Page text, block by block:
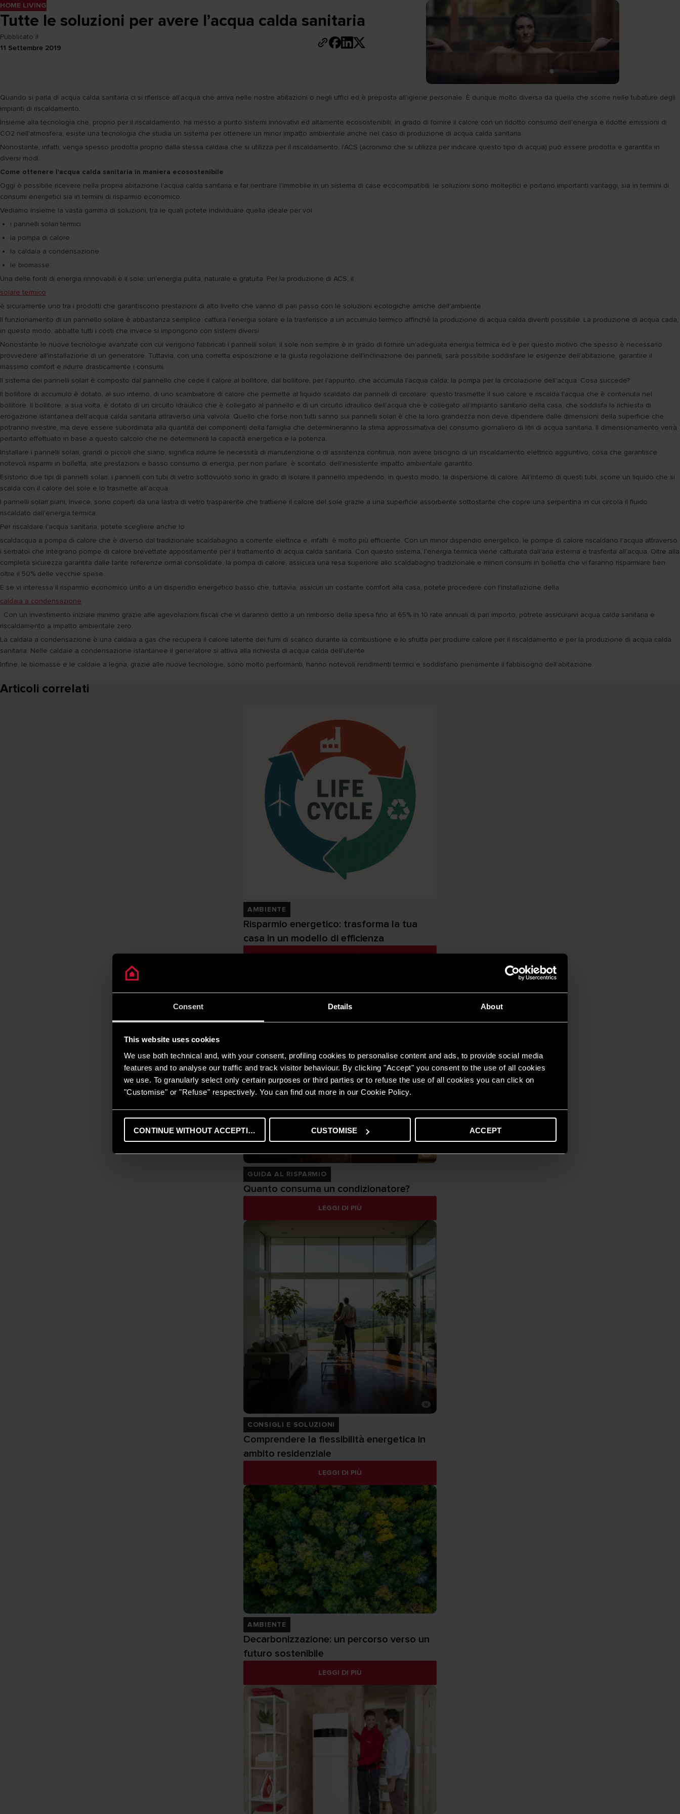
Consent Details About
This website uses cookies
We use both technical and, with your consent, profiling cookies to personalise content and ads, to provide social media
features and to analyse our traffic and track visitor behaviour. By clicking "Accept" you consent to the use of all cookies
we use. To granularly select only certain purposes or third parties or to refuse the use of all cookies you can click on
"Customise" or "Refuse" respectively. You can find out more in our Cookie Policy.
CONTINUE WITHOUT ACCEPTING CUSTOMISE ACCEPT
HOME LIVING
Tutte le soluzioni per avere l’acqua calda sanitaria
Pubblicato il
11 Settembre 2019
Quando si parla di acqua calda sanitaria ci si riferisce all'acqua che arriva nelle nostre abitazioni o negli uffici ed è preposta all'igiene personale. È dunque molto diversa da quella che scorre nelle tubature degli
impianti di riscaldamento.
Insieme alla tecnologia che, proprio per il riscaldamento, ha messo a punto sistemi innovativi ed altamente ecosostenibili, in grado di fornire il calore con un ridotto consumo dell'energia e ridotte emissioni di
CO2 nell'atmosfera, esiste una tecnologia che studia un sistema per ottenere un minor impatto ambientale anche nel caso di produzione di acqua calda sanitaria.
Nonostante, infatti, venga spesso prodotta proprio dalla stessa caldaia che si utilizza per il riscaldamento, l'ACS (acronimo che si utilizza per indicare questo tipo di acqua) può essere prodotta e garantita in
diversi modi.
Come ottenere l'acqua calda sanitaria in maniera ecosostenibile
Oggi è possibile ricevere nella propria abitazione l'acqua calda sanitaria e far rientrare l'immobile in un sistema di case ecocompatibili: le soluzioni sono molteplici e portano importanti vantaggi, sia in termini di
consumi energetici sia in termini di risparmio economico.
Vediamo insieme la vasta gamma di soluzioni, tra le quali potete individuare quella ideale per voi:
i pannelli solari termici
la pompa di calore
la caldaia a condensazione
le biomasse.
Una delle fonti di energia rinnovabili è il sole: un'energia pulita, naturale e gratuita. Per la produzione di ACS, il
solare termico
è sicuramente uno tra i prodotti che garantiscono prestazioni di alto livello che vanno di pari passo con le soluzioni ecologiche amiche dell'ambiente.
Il funzionamento di un pannello solare è abbastanza semplice: cattura l'energia solare e la trasferisce a un accumulo termico affinché la produzione di acqua calda diventi possibile. La produzione di acqua cada,
in questo modo, abbatte tutti i costi che invece si impongono con sistemi diversi.
Nonostante le nuove tecnologie avanzate con cui vengono fabbricati i pannelli solari, il sole non sempre è in grado di fornire un'adeguata energia termica ed è per questo motivo che spesso è necessario
provvedere all'installazione di un generatore. Tuttavia, con una corretta esposizione e la giusta regolazione dell'inclinazione dei pannelli, sarà possibile soddisfare le esigenze dell'abitazione, garantire il
massimo comfort e ridurre drasticamente i consumi.
Il sistema dei pannelli solari è composto dal pannello che cede il calore al bollitore; dal bollitore, per l'appunto, che accumula l'acqua calda; la pompa per la circolazione dell'acqua. Cosa succede?
Il bollitore di accumulo è dotato, al suo interno, di uno scambiatore di calore che permette al liquido scaldato dai pannelli di circolare; questo trasmette il suo calore e riscalda l'acqua che è contenuta nel
bollitore. Il bollitore, a sua volta, è dotato di un circuito idraulico che è collegato al pannello e di un circuito idraulico dell'acqua che è collegato all'impianto sanitario della casa, che soddisfa la richiesta di
erogazione istantanea dell'acqua calda sanitaria attraverso una valvola. Quello che forse non tutti sanno sui pannelli solari è che la loro grandezza non deve dipendere dalle dimensioni della superficie che
potranno rivestire, ma deve essere subordinata alla quantità dei componenti della famiglia che determineranno la stima approssimativa del consumo giornaliero di litri di acqua sanitaria. Il dimensionamento verrà
pertanto effettuato in base a questo calcolo che ne determinerà la capacità energetica e la potenza.
Installare i pannelli solari, grandi o piccoli che siano, significa ridurre le necessità di manutenzione o di assistenza continua, non avere bisogno di un riscaldamento elettrico aggiuntivo, cosa che garantisce
notevoli risparmi in bolletta; alte prestazioni e basso consumo di energia, per non parlare, è scontato, dell'inesistente impatto ambientale garantito.
Esistono due tipi di pannelli solari: i pannelli con tubi di vetro sottovuoto sono in grado di isolare il pannello impedendo, in questo modo, la dispersione di calore. All'interno di questi tubi, scorre un liquido che si
scalda con il calore del sole e lo trasmette all'acqua.
I pannelli solari piani, invece, sono coperti da una lastra di vetro trasparente che trattiene il calore del sole grazie a una superficie assorbente sottostante che copre una serpentina in cui circola il fluido
riscaldato dall'energia termica.
Per riscaldare l'acqua sanitaria, potete scegliere anche lo
scaldacqua a pompa di calore che è diverso dal tradizionale scaldabagno a corrente elettrica e, infatti, è molto più efficiente. Con un minor dispendio energetico, le pompe di calore riscaldano l'acqua attraverso
i serbatoi che integrano pompe di calore brevettate appositamente per il trattamento di acqua calda sanitaria. Con questo sistema, l'energia termica viene catturata dall'aria esterna e trasferita all'acqua. Oltre alla
completa sicurezza garantita dalle tante referenze ormai consolidate, la pompa di calore, assicura una resa superiore allo scaldabagno tradizionale e minori consumi in bolletta che vi faranno risparmiare ben
oltre il 50% delle vecchie spese.
E se vi interessa il risparmio economico unito a un dispendio energetico basso che, tuttavia, assicuri un costante comfort alla casa, potete procedere con l'installazione della
caldaia a condensazione
. Con un investimento iniziale minimo grazie alle agevolazioni fiscali che vi daranno diritto a un rimborso della spesa fino al 65% in 10 rate annuali di pari importo, potrete assicurarvi acqua calda sanitaria e
riscaldamento a impatto ambientale zero.
La caldaia a condensazione è una caldaia a gas che recupera il calore latente dei fumi di scarico durante la combustione e lo sfrutta per produrre calore per il riscaldamento e per la produzione di acqua calda
sanitaria. Nelle caldaie a condensazione istantanee il generatore si attiva alla richiesta di acqua calda dell'utente.
Infine, le biomasse e le caldaie a legna, grazie alle nuove tecnologie, sono molto performanti, hanno notevoli rendimenti termici e soddisfano pienamente il fabbisogno dell'abitazione.
Articoli correlati
AMBIENTE
Risparmio energetico: trasforma la tua
casa in un modello di efficienza
GUIDA AL RISPARMIO
Quanto consuma un condizionatore?
LEGGI DI PIÙ
CONSIGLI E SOLUZIONI
Comprendere la flessibilità energetica in
ambito residenziale
LEGGI DI PIÙ
AMBIENTE
Decarbonizzazione: un percorso verso un
futuro sostenibile
LEGGI DI PIÙ